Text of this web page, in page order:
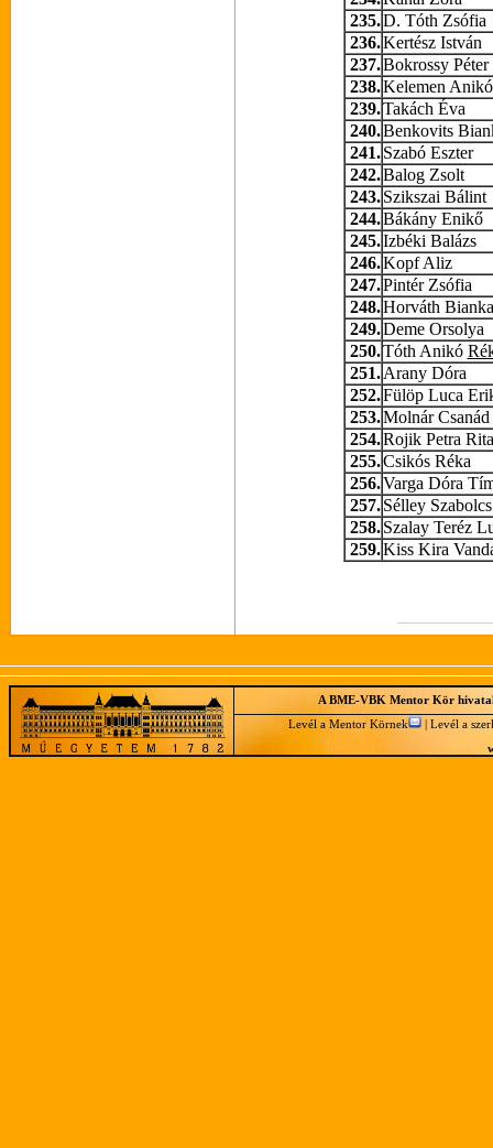
235.D. Tóth Zsófia
236.Kertész István
237.Bokrossy Péter
238.Kelemen Anikó
239.Takách Éva
240.Benkovits
241. Szabó Eszter
242.Balog Zsolt
243. Szikszai Bálint
244.Bákány Enikő
245.Izbéki Balázs
246.Kopf Aliz
247.Pintér Zsófia
248.Horváth Bianka
249.Deme Orsolya
250.Tóth Anikó
251. Arany Dóra
252.Fülöp Luca
253.Molnár Csanád
254.Rojik Petra Rita
255.Csikós Réka
256.Varga Dóra
257. Sélley
258. Szalay Teréz
259.Kiss Kira
A BME-VBK Mentor Kör
Levél a Mentor Körnek
Levél a